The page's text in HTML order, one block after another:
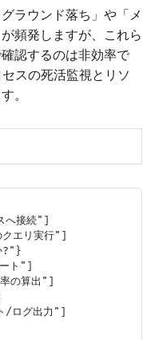
ラウンド落ち」や「メ
頻発しますが、これら
認するのは非効率で
スの死活監視とリソ
。
へ接続"]
エリ実行"]
?"}
ト"]
の算出"]
/ログ出力"]